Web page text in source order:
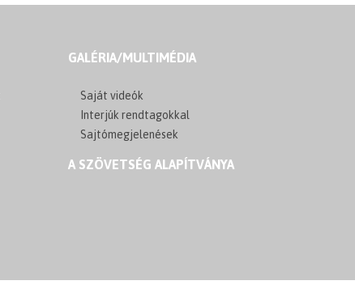
GALÉRIA/MULTIMÉDIA
Saját videók
Interjúk rendtagokkal
Sajtómegjelenések
A SZÖVETSÉG ALAPÍTVÁNYA